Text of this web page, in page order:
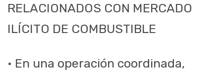
RELACIONADOS CON MERCADO
ILÍCITO DE COMBUSTIBLE
• En una operación coordinada,